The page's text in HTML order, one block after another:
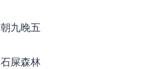
朝九晚五
石屎森林